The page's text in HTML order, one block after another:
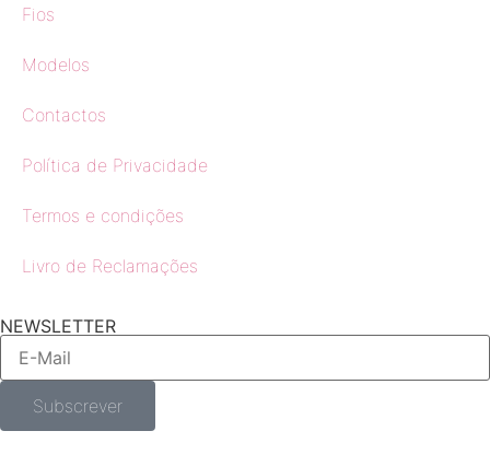
Fios
Modelos
Contactos
Política de Privacidade
Termos e condições
Livro de Reclamações
NEWSLETTER
Subscrever